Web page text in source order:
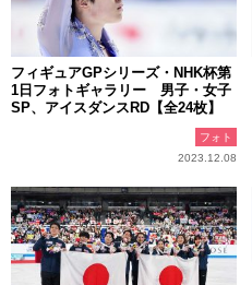
フィギュアGPシリーズ・NHK杯第
1日フォトギャラリー 男子・女子
SP、アイスダンスRD【全24枚】
フォト
2023.12.08